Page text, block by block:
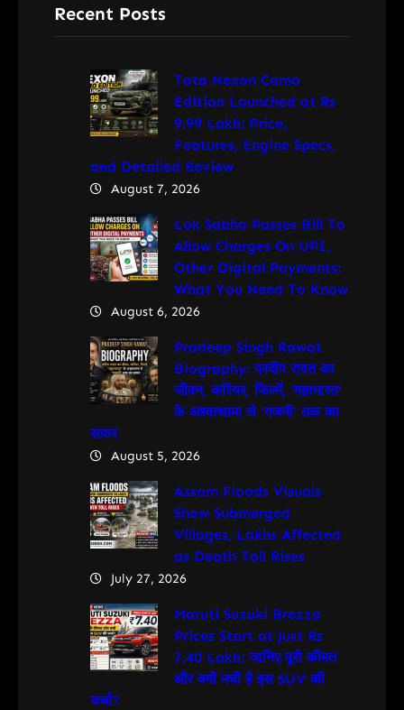
Recent Posts
Tata Nexon Camo
Edition Launched at Rs
9.99 Lakh: Price,
Features, Engine Specs,
and Detailed Review
August 7, 2026
Lok Sabha Passes Bill To
Allow Charges On UPI,
Other Digital Payments:
What You Need To Know
August 6, 2026
Pradeep Singh Rawat
Biography: प्रदीप रावत का
जीवन, करियर, फिल्में, ‘महाभारत’
के अश्वत्थामा से ‘गजनी’ तक का
सफर
August 5, 2026
Assam Floods Visuals
Show Submerged
Villages, Lakhs Affected
as Death Toll Rises
July 27, 2026
Maruti Suzuki Brezza
Prices Start at Just Rs
7.40 Lakh: जानिए पूरी कीमत
और क्यों मची है इस SUV की
चर्चा?